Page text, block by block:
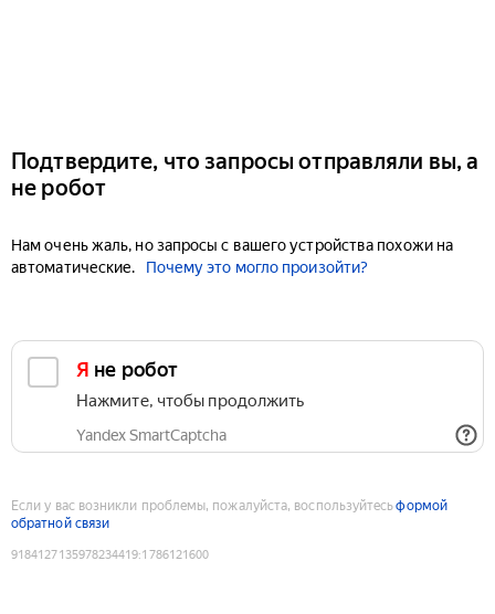
Подтвердите, что запросы отправляли вы, а
не робот
Нам очень жаль, но запросы с вашего устройства похожи на
автоматические.
Почему это могло произойти?
Я не робот
Нажмите, чтобы продолжить
Yandex SmartCaptcha
Если у вас возникли проблемы, пожалуйста, воспользуйтесьформой
обратной связи
9184127135978234419:1786121600